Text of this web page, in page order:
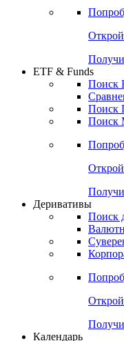
Поиск
ETF & Funds
Поиск
Деривативы